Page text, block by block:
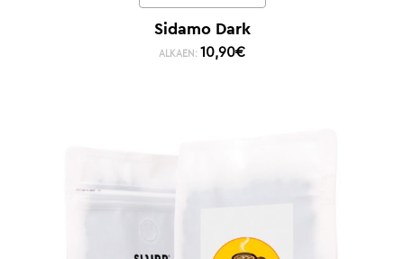
Sidamo Dark
ALKAEN: 10,90€